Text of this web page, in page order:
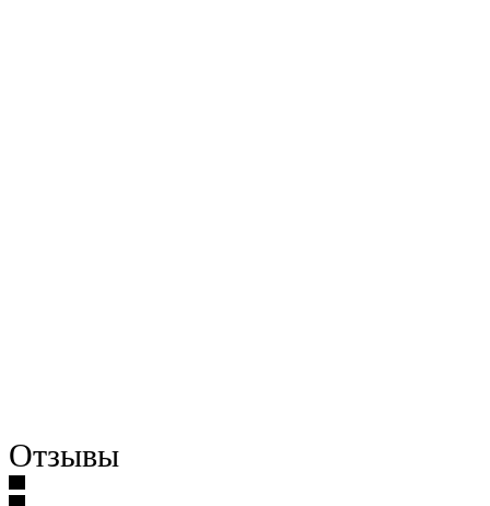
Отзывы